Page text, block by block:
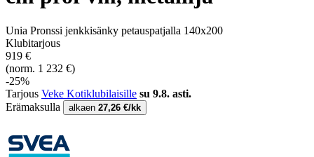
Unia Pronssi jenkkisänky petauspatjalla 140x200
Klubitarjous
919 €
(norm. 1 232 €)
-25%
Tarjous Veke Kotiklubilaisille su 9.8. asti.
Erämaksulla
alkaen 27,26 €/kk